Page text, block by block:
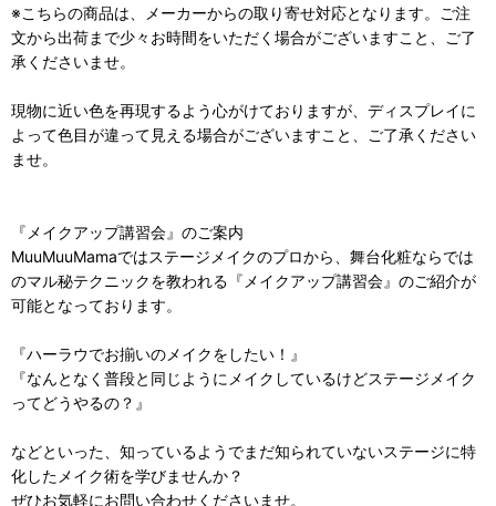
※こちらの商品は、メーカーからの取り寄せ対応となります。ご注
文から出荷まで少々お時間をいただく場合がございますこと、ご了
承くださいませ。
現物に近い色を再現するよう心がけておりますが、ディスプレイに
よって色目が違って見える場合がございますこと、ご了承ください
ませ。
『メイクアップ講習会』のご案内
MuuMuuMamaではステージメイクのプロから、舞台化粧ならでは
のマル秘テクニックを教われる『メイクアップ講習会』のご紹介が
可能となっております。
『ハーラウでお揃いのメイクをしたい！』
『なんとなく普段と同じようにメイクしているけどステージメイク
ってどうやるの？』
などといった、知っているようでまだ知られていないステージに特
化したメイク術を学びませんか？
ぜひお気軽にお問い合わせくださいませ。